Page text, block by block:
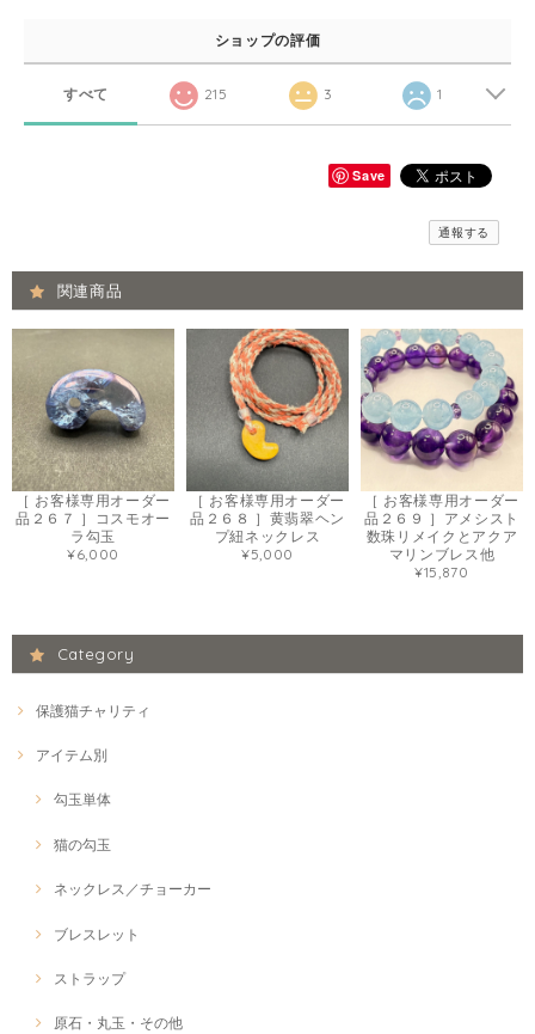
ショップの評価
すべて 215 3 1
Save
通報する
関連商品
［ お客様専用オーダー
品２６７ ］コスモオー
ラ勾玉
¥6,000
［ お客様専用オーダー
品２６８ ］黄翡翠ヘン
プ紐ネックレス
¥5,000
［ お客様専用オーダー
品２６９ ］アメシスト
数珠リメイクとアクア
マリンブレス他
¥15,870
Category
保護猫チャリティ
アイテム別
勾玉単体
猫の勾玉
ネックレス／チョーカー
ブレスレット
ストラップ
原石・丸玉・その他